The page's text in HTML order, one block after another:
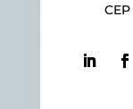
CEP